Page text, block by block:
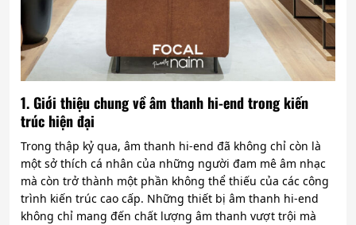
1. Giới thiệu chung về âm thanh hi-end trong kiến
trúc hiện đại
Trong thập kỷ qua, âm thanh hi-end đã không chỉ còn là
một sở thích cá nhân của những người đam mê âm nhạc
mà còn trở thành một phần không thể thiếu của các công
trình kiến trúc cao cấp. Những thiết bị âm thanh hi-end
không chỉ mang đến chất lượng âm thanh vượt trội mà